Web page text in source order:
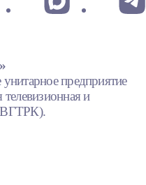
унитарное предприятие
телевизионная и